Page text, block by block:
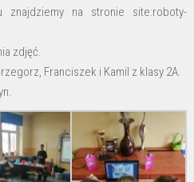
znajdziemy na stronie site:roboty-
zdjęć.
Franciszek i Kamil z klasy 2A.